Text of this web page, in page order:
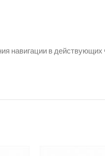
навигации в действующих